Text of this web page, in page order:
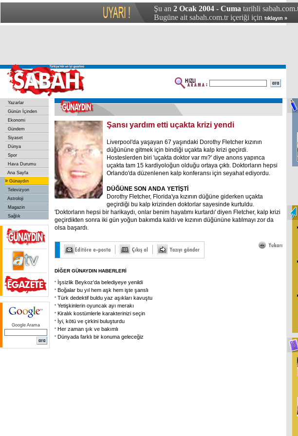
Şu an 2 Ocak 2004 - Cuma tarihli
Bugüne ait sabah.com.tr içeriği için tıklayın »
Yazarlar
Günün İçinden
Ekonomi
Gündem
Siyaset
Dünya
Spor
Hava Durumu
Ana Sayfa
» Günaydın
Televizyon
Astroloji
Magazin
Sağlık
Google Arama
Şansı yardım etti uçakta krizi yendi
Liverpool'da yaşayan 67 yaşındaki Dorothy Fletcher kızının
düğününe gitmek için bindiği uçakta kalp krizi geçirdi.
Hosteslerden biri 'uçakta doktor var mı?' diye anons yapınca
uçakta tam 15 kardiyoloğun olduğu ortaya çıktı. Doktorların hepsi
Orlando'da düzenlenen kalp konferansı için seyahat ediyordu.
DÜĞÜNE SON ANDA YETİŞTİ
Dorothy Fletcher, Florida'ya kızının düğüne giderken uçakta
geçirdiği bu kalp krizinden doktorlar sayesinde kurtuldu.
'Doktorların hepsi bir harikaydı, onlar benim hayatımı kurtardı' diyen Fletcher, kalp krizi
geçirdikten sonra iki gün yoğun bakımda kaldı ve kızının düğününe katılmayı zor da
olsa başardı.
DİĞER GÜNAYDIN HABERLERİ
İşsizlik Beykoz'da belediyeye yenildi
Boğalar bu yıl hem aşk hem işte şanslı
Türk dedektif buldu yaz aşıkları kavuştu
Yetişkinlerin oyuncak ayı merakı
Kiralık kostümlerle karakterinizi seçin
İyi, kötü ve çirkini buluşturdu
Her zaman şık ve bakımlı
Dünyada farklı bir konuma geleceğiz